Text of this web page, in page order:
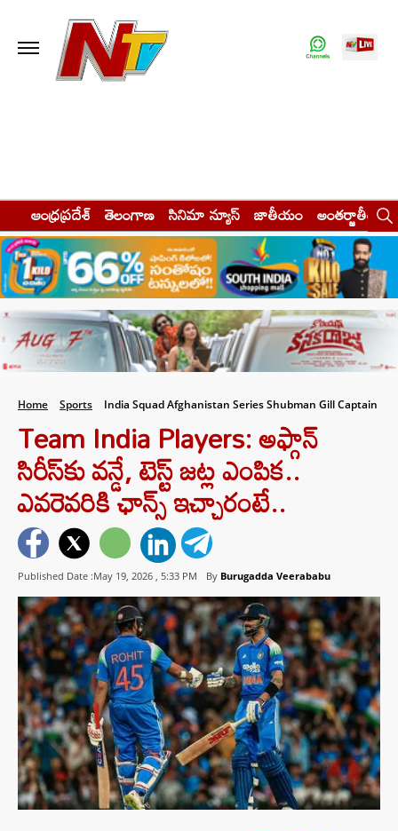
ఆంధ్రప్రదేశ్ తెలంగాణ సినిమా న్యూస్ జాతీయం అంతర్జాతీయం
Home Sports India Squad Afghanistan Series Shubman Gill Captain
Team India Players: అఫ్గాన్‌
సిరీస్‌కు వన్డే, టెస్ట్‌ జట్ల ఎంపిక..
ఎవరెవరికి ఛాన్స్ ఇచ్చారంటే..
Published Date :May 19, 2026 , 5:33 PM By Burugadda Veerababu